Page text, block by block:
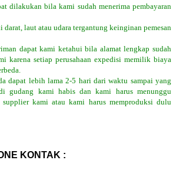
dilakukan bila kami sudah menerima pembayaran
darat, laut atau udara tergantung keinginan pemesan
dapat kami ketahui bila alamat lengkap sudah
karena setiap perusahaan expedisi memilik biaya
dapat lebih lama 2-5 hari dari waktu sampai yang
gudang kami habis dan kami harus menunggu
kami atau kami harus memproduksi dulu
KONTAK :